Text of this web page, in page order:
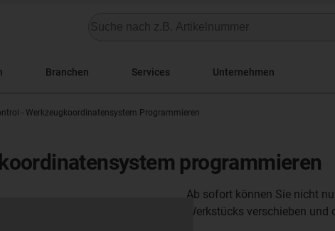
Branchen Services Unternehmen
- Werkzeugkoordinatensystem Programmieren
programmieren
Ab sofort können Sie nicht
Werkstücks verschieben